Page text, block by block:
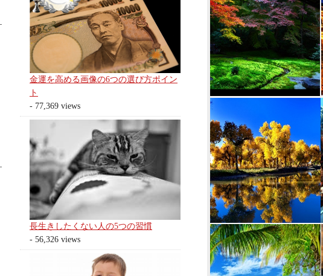
金運を高める画像の6つの選び方ポイン
ト
- 77,369 views
長生きしたくない人の5つの習慣
- 56,326 views